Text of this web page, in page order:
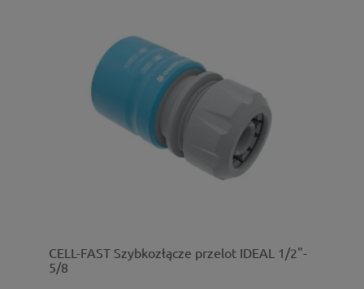
CELL-FAST Szybkozłącze przelot IDEAL 1/2"-
5/8